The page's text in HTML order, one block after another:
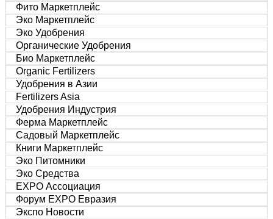
Фито Маркетплейс
Эко Маркетплейс
Эко Удобрения
Органические Удобрения
Био Маркетплейс
Organic Fertilizers
Удобрения в Азии
Fertilizers Asia
Удобрения Индустрия
Ферма Маркетплейс
Садовый Маркетплейс
Книги Маркетплейс
Эко Питомники
Эко Средства
EXPO Ассоциация
Форум EXPO Евразия
Экспо Новости